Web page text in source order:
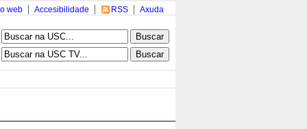
Axuda
RSS
Accesibilidade
web